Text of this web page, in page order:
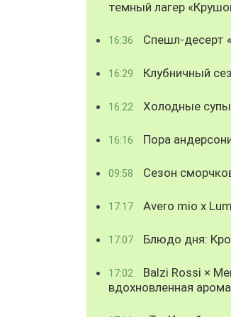
темный лагер
16:36 Спешл-десерт
16:29 Клубничный
16:22 Холодные
16:16 Пора
09:58 Сезон
17:17 Avero mio x
17:07 Блюдо дня:
17:02
Balzi Rossi ×
вдохновленная